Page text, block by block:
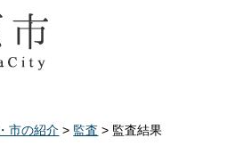
市の紹介 > 監査 > 監査結果